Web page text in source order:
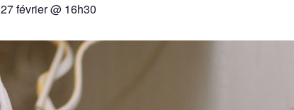
27 février @ 16h30